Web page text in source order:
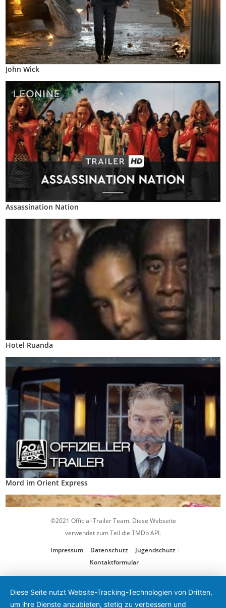
John Wick
Assassination Nation
Hotel Ruanda
Mord im Orient Express
©2021 Official-Trailer Team. Diese Webseite
verwendet zum Teil die TMDb API.
Impressum
Datenschutz
Jugendschutz
Kontaktformular
Diese Seite nutzt Website-Tracking-Technologien von Dritten,
um ihre Dienste anzubieten, stetig zu verbessern und